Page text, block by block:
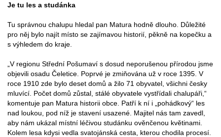
Je tu les a studánka
Tu správnou chalupu hledal pan Matura hodně dlouho. Důležité
pro něj bylo najít místo se zajímavou historií, pěkně na kopečku a
s výhledem do kraje.
„V regionu Střední Pošumaví s dosud neporušenou přírodou jsme
objevili osadu Čeletice. Poprvé je zmiňována už v roce 1395. V
roce 1910 zde bylo deset domů a žilo 71 obyvatel, všichni česky
mluvící. Počet domů zůstal, stálé obyvatele vystřídali chalupáři,“
komentuje pan Matura historii obce. Patří k ní i „pohádkový“ les
nad loukou, pod níž je stavení usazené. Majitel nás tam zavedl,
aby nám ukázal místní léčivou studánku ověnčenou květinami.
Kolem lesa kdysi vedla svatojánská cesta, kterou chodila procesí.